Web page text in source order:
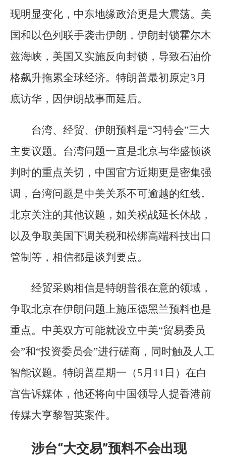
现明显变化，中东地缘政治更是大震荡。美
国和以色列联手袭击伊朗，伊朗封锁霍尔木
兹海峡，美国又实施反向封锁，导致石油价
格飙升拖累全球经济。特朗普最初原定3月
底访华，因伊朗战事而延后。
台湾、经贸、伊朗预料是“习特会”三大
主要议题。台湾问题一直是北京与华盛顿谈
判时的重点关切，中国官方近期更是密集强
调，台湾问题是中美关系不可逾越的红线。
北京关注的其他议题，如关税战延长休战，
以及争取美国下调关税和松绑高端科技出口
管制等，相信都是谈判要点。
经贸采购相信是特朗普很在意的领域，
争取北京在伊朗问题上施压德黑兰预料也是
重点。中美双方可能就设立中美“贸易委员
会”和“投资委员会”进行磋商，同时触及人工
智能议题。特朗普星期一（5月11日）在白
宫告诉媒体，他还将向中国领导人提香港前
传媒大亨黎智英案件。
涉台“大交易”预料不会出现